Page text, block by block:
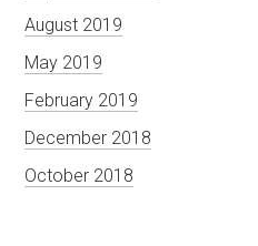
August 2019
May 2019
February 2019
December 2018
October 2018